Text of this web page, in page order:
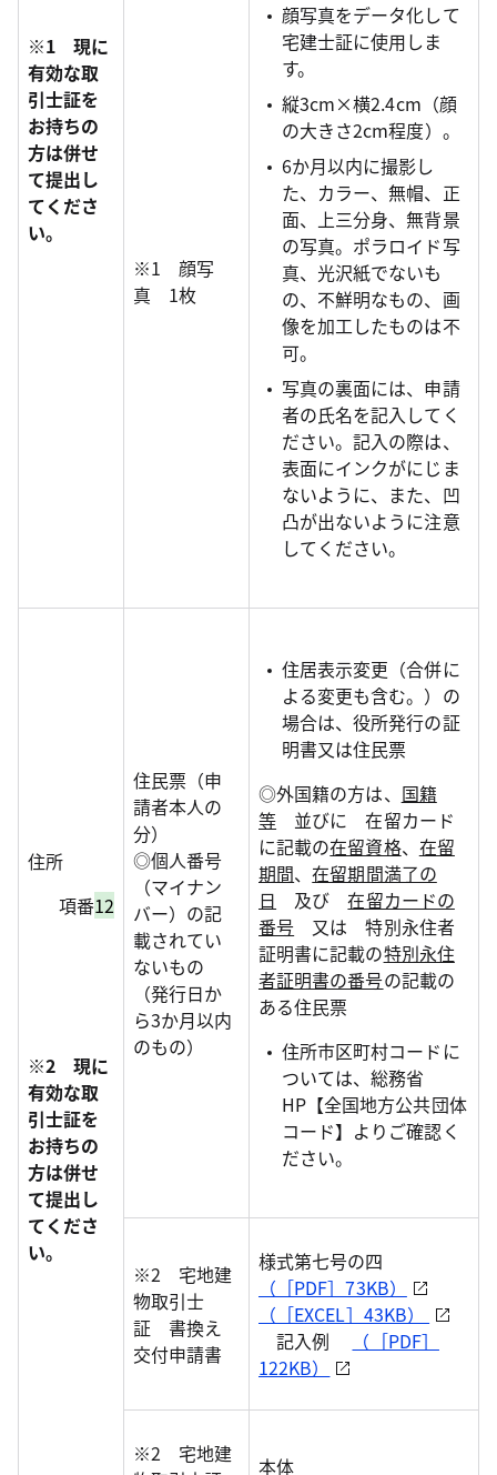
※1 現に
有効な取
引士証を
お持ちの
方は併せ
て提出し
てくださ
い。
※1 顔写
真 1枚
顔写真をデータ化して
宅建士証に使用しま
す。
縦3cm×横2.4cm（顔
の大きさ2cm程度）。
6か月以内に撮影し
た、カラー、無帽、正
面、上三分身、無背景
の写真。ポラロイド写
真、光沢紙でないも
の、不鮮明なもの、画
像を加工したものは不
可。
写真の裏面には、申請
者の氏名を記入してく
ださい。記入の際は、
表面にインクがにじま
ないように、また、凹
凸が出ないように注意
してください。
住所
項番12
※2 現に
有効な取
引士証を
お持ちの
方は併せ
て提出し
てくださ
い。
住民票（申
請者本人の
分）
◎個人番号
（マイナン
バー）の記
載されてい
ないもの
（発行日か
ら3か月以内
のもの）
住居表示変更（合併に
よる変更も含む。）の
場合は、役所発行の証
明書又は住民票
◎外国籍の方は、 国籍
等 並びに 在留カード
に記載の在留資格、 在留
期間、在留期間満了の
日 及び在留カードの
番号 又は 特別永住者
証明書に記載の特別永住
者証明書の番号の記載の
ある住民票
住所市区町村コードに
ついては、総務省
HP【全国地方公共団体
コード】よりご確認く
ださい。
※2 宅地建
物取引士
証 書換え
交付申請書
様式第七号の四
（［PDF］73KB）
（［EXCEL］43KB）
記入例
（［PDF］
122KB）
※2 宅地建
本体